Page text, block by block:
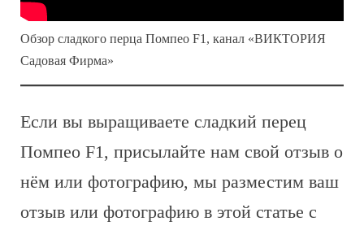
Обзор сладкого перца Помпео F1, канал «ВИКТОРИЯ
Садовая Фирма»
Если вы выращиваете сладкий перец
Помпео F1, присылайте нам свой отзыв о
нём или фотографию, мы разместим ваш
отзыв или фотографию в этой статье с